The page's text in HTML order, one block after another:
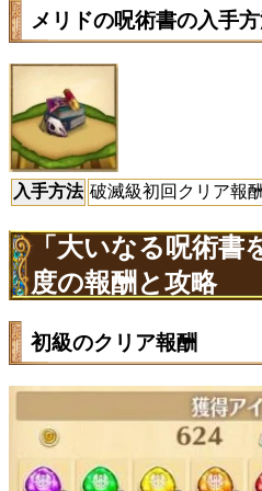
メリドの呪術書の入手
入手方法 破滅級初回クリア報酬
「大いなる呪術書
度の報酬と攻略
初級のクリア報酬